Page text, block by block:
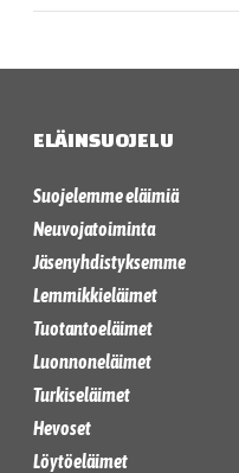
ELÄINSUOJELU
Suojelemme eläimiä
Neuvojatoiminta
Jäsenyhdistyksemme
Lemmikkieläimet
Tuotantoeläimet
Luonnoneläimet
Turkiseläimet
Hevoset
Löytöeläimet